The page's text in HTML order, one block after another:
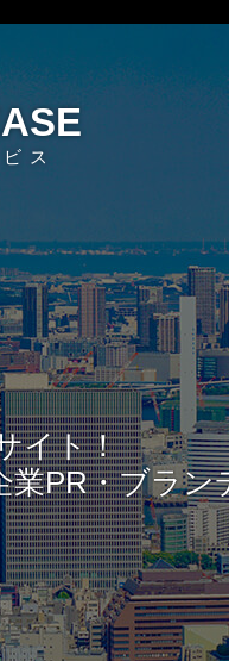
ス
イト！
業PR・ブラン